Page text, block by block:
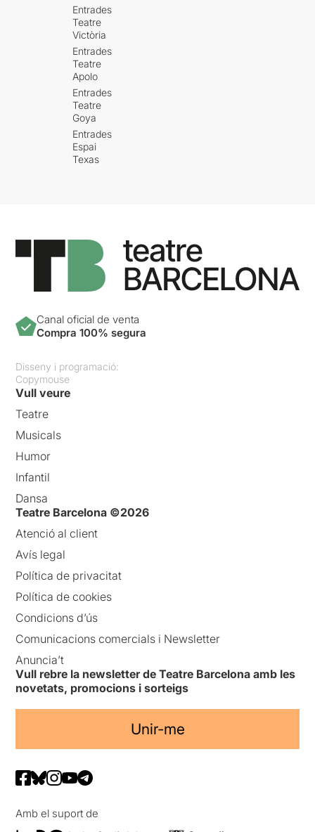
Entrades
Teatre
Victòria
Entrades
Teatre
Apolo
Entrades
Teatre
Goya
Entrades
Espai
Texas
Canal oficial de venta
Compra 100% segura
Disseny i programació:
Copymouse
Vull veure
Teatre
Musicals
Humor
Infantil
Dansa
Teatre Barcelona ©2026
Atenció al client
Avís legal
Política de privacitat
Política de cookies
Condicions d’ús
Comunicacions comercials i Newsletter
Anuncia’t
Vull rebre la newsletter de Teatre Barcelona amb les
novetats, promocions i sorteigs
Unir-me
Amb el suport de